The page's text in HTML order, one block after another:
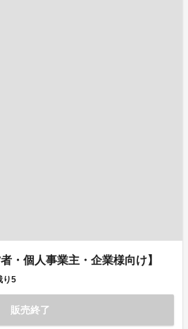
・個人事業主・企業様向け】
り5
販売終了